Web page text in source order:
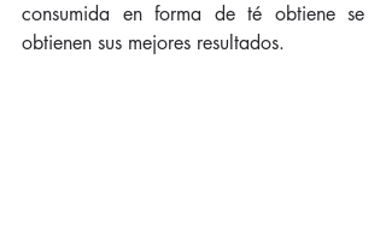
consumida en forma de té obtiene se
obtienen sus mejores resultados.